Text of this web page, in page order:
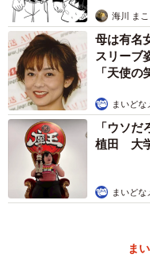
た。自分がおかしいと
の借金を返すためには
れたのになぜか、「こ
と心の底から安堵（あん
今年3月、執行猶予判
自助グループにも通い
えていた。債務整理の
かっても自分で返そう
け入れてくれて、感謝
海川 まこ
母は有名
スリーブ
「天使の
まいどな
「ウソ
植田 大学
まいどな
ま